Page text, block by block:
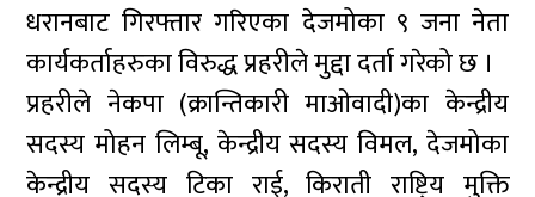
धरानबाट गिरफ्तार गरिएका देजमोका ९ जना नेता
कार्यकर्ताहरुका विरुद्ध प्रहरीले मुद्दा दर्ता गरेको छ ।
प्रहरीले नेकपा (क्रान्तिकारी माओवादी)का केन्द्रीय
सदस्य मोहन लिम्बू, केन्द्रीय सदस्य विमल, देजमोका
केन्द्रीय सदस्य टिका राई, किराती राष्ट्रिय मुक्ति